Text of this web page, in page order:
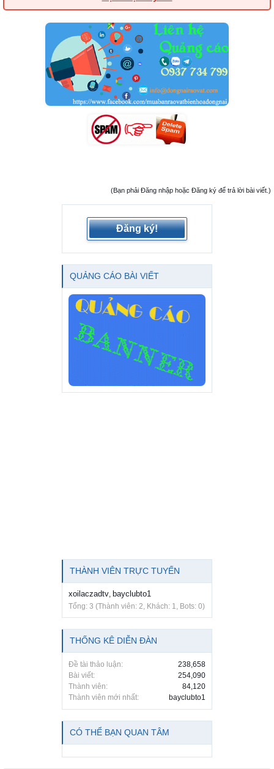
(Bạn phải Đăng nhập hoặc Đăng ký để trả lời bài viết.)
Đăng ký!
QUẢNG CÁO BÀI VIẾT
THÀNH VIÊN TRỰC TUYẾN
xoilaczadtv bayclubto1
Tổng: 3 (Thành viên: 2, Khách: 1, Bots: 0)
THỐNG KÊ DIỄN ĐÀN
Đề tài thảo luận:
238,658
Bài viết:
254,090
Thành viên:
84,120
Thành viên mới nhất:
bayclubto1
CÓ THỂ BẠN QUAN TÂM